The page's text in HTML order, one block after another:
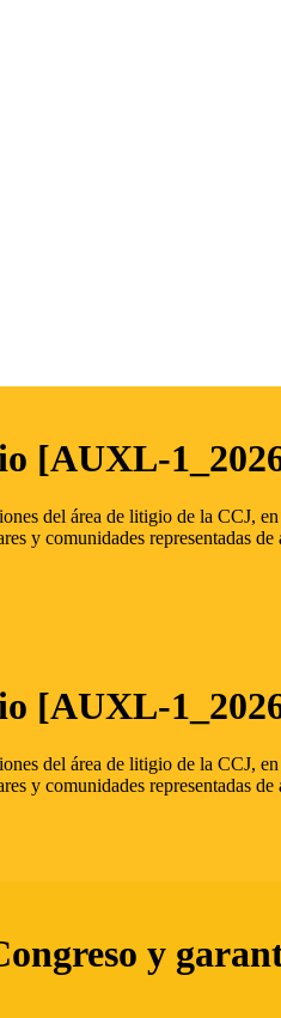
[AUXL-
del área de litigio de la CCJ,
y comunidades representadas
[AUXL-
del área de litigio de la CCJ,
y comunidades representadas
y